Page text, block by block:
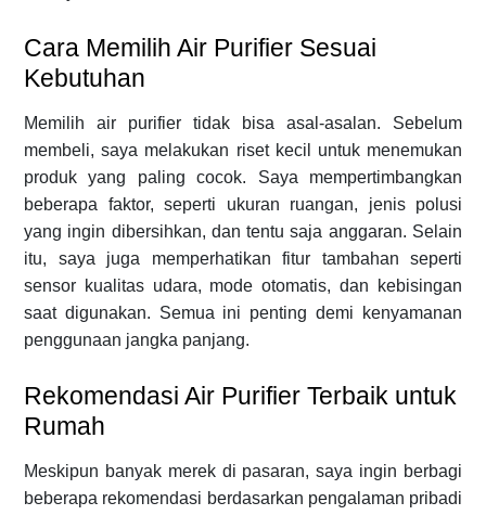
Cara Memilih Air Purifier Sesuai
Kebutuhan
Memilih air purifier tidak bisa asal-asalan. Sebelum
membeli, saya melakukan riset kecil untuk menemukan
produk yang paling cocok. Saya mempertimbangkan
beberapa faktor, seperti ukuran ruangan, jenis polusi
yang ingin dibersihkan, dan tentu saja anggaran. Selain
itu, saya juga memperhatikan fitur tambahan seperti
sensor kualitas udara, mode otomatis, dan kebisingan
saat digunakan. Semua ini penting demi kenyamanan
penggunaan jangka panjang.
Rekomendasi Air Purifier Terbaik untuk
Rumah
Meskipun banyak merek di pasaran, saya ingin berbagi
beberapa rekomendasi berdasarkan pengalaman pribadi